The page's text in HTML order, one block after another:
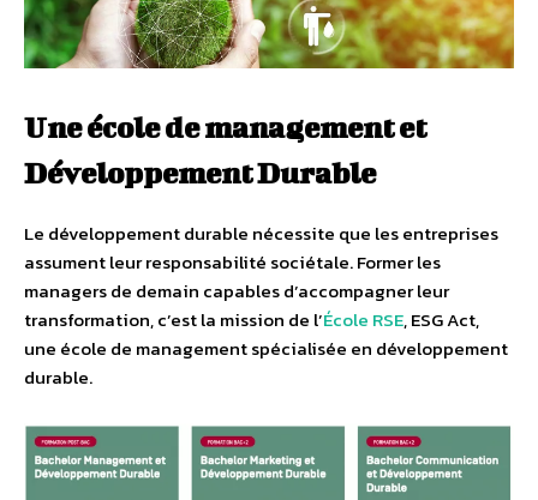
Une école de management et
Développement Durable
Le développement durable nécessite que les entreprises
assument leur responsabilité sociétale. Former les
managers de demain capables d’accompagner leur
transformation, c’est la mission de l’École RSE, ESG Act,
une école de management spécialisée en développement
durable.